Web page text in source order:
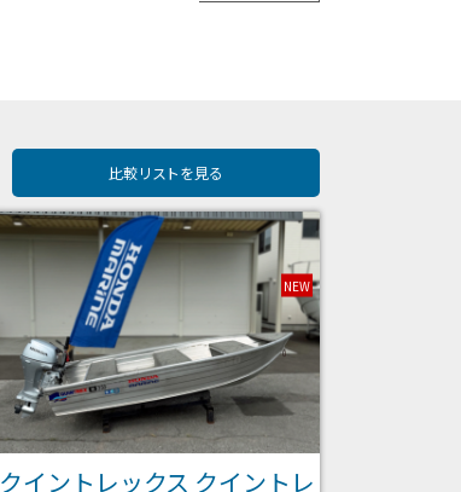
比較リストを見る
クイントレックス クイントレ
NEW